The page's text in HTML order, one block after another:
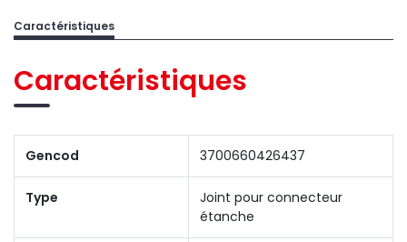
Caractéristiques
Caractéristiques
Gencod 3700660426437
Type
Joint pour connecteur
étanche